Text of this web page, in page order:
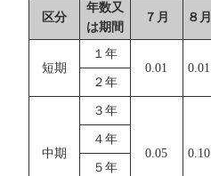
区分
年数又
は期間
７月 ８月
短期
１年
0.01
0.01
２年
中期
３年
0.05 0.10
４年
５年